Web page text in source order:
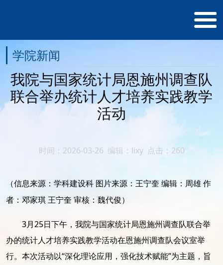
学院新闻
我院与国家统计局恩施州调查队
联合举办统计人才培养实践教学
活动
时间：2026-03-26 编辑：lixy 点击： 260
（信息来源： 学科建设科 图片来源： 王宁奎 编辑：周雄 作
者： 邓家琪 王宁奎 审核： 魏代俊）
3月25日下午，我院与国家统计局恩施州调查队联合举
办的统计人才培养实践教学活动在恩施州调查队会议室举
行。本次活动以“深化理论应用，强化技术赋能”为主题，旨